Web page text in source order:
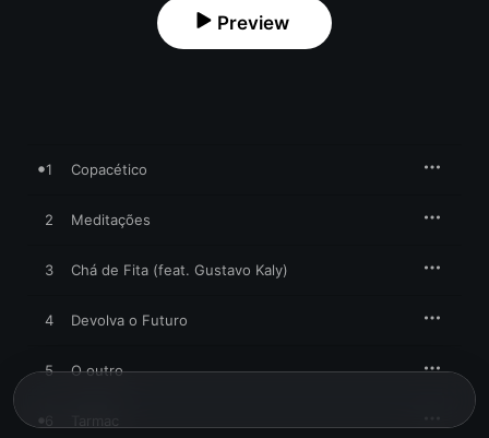
Preview
1 Copacético
2 Meditações
3 Chá de Fita (feat. Gustavo Kaly)
4 Devolva o Futuro
5 O outro
6 Tarmac